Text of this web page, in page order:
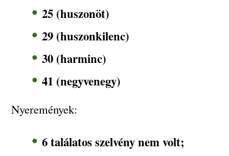
25 (huszonöt)
29 (huszonkilenc)
30 (harminc)
41 (negyvenegy)
Nyeremények:
6 találatos szelvény nem volt;